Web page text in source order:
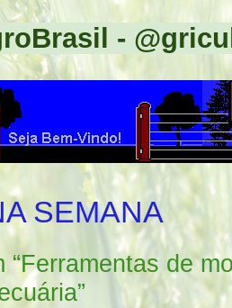
-
SEMANA
“Ferramentas de